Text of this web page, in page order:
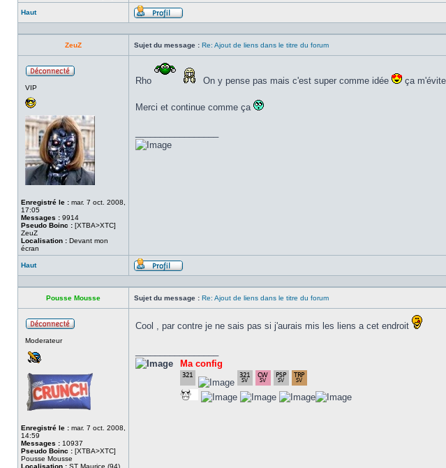
Haut
Profil
ZeuZ Sujet du message : Re: Ajout de liens dans le titre du forum
VIP
Enregistré le : mar. 7 oct. 2008,
17:05
Messages : 9914
Pseudo Boinc : [XTBA>XTC]
ZeuZ
Localisation : Devant mon
écran
Rho On y pense pas mais c'est super comme idée ça
Merci et continue comme ça
Haut
Profil
Pousse Mousse Sujet du message : Re: Ajout de liens dans le titre du forum
Moderateur
Enregistré le : mar. 7 oct. 2008,
14:59
Messages : 10937
Pseudo Boinc : [XTBA>XTC]
Pousse Mousse
Localisation : ST Maurice (94)
Cool , par contre je ne sais pas si j'aurais mis les liens a cet endroit
Ma config